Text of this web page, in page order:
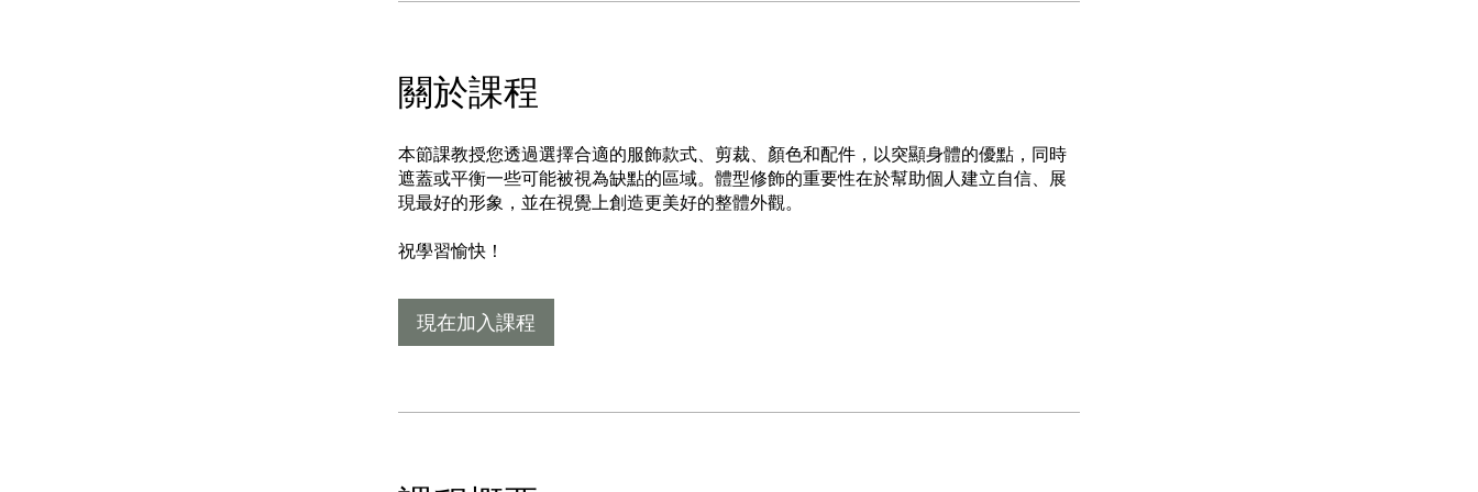
關於課程
本節課教授您透過選擇合適的服飾款式、剪裁、顏色和配件，以突顯身體的優點，同時
遮蓋或平衡一些可能被視為缺點的區域。體型修飾的重要性在於幫助個人建立自信、展
現最好的形象，並在視覺上創造更美好的整體外觀。
祝學習愉快！
現在加入課程